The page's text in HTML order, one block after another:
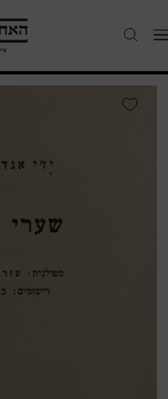
Navigation
האחים
גרין